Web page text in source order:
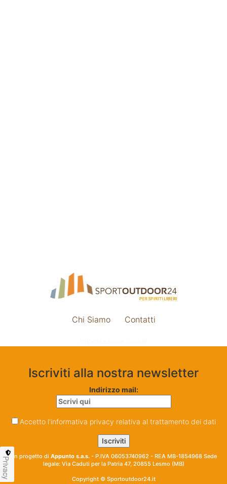
Chi Siamo Contatti
Iscriviti alla nostra newsletter
Indirizzo mail:
Accetto l'informativa privacy relativa al trattamento dei dati
Un progetto di Appunto s.a.s. - P.IVA 06053740962 - REA MB-1854968 Sede
legale: Via Caduti per la Patria 47, 20855 Lesmo (MB)
Copyright © Sportoutdoor24.it
Privacy